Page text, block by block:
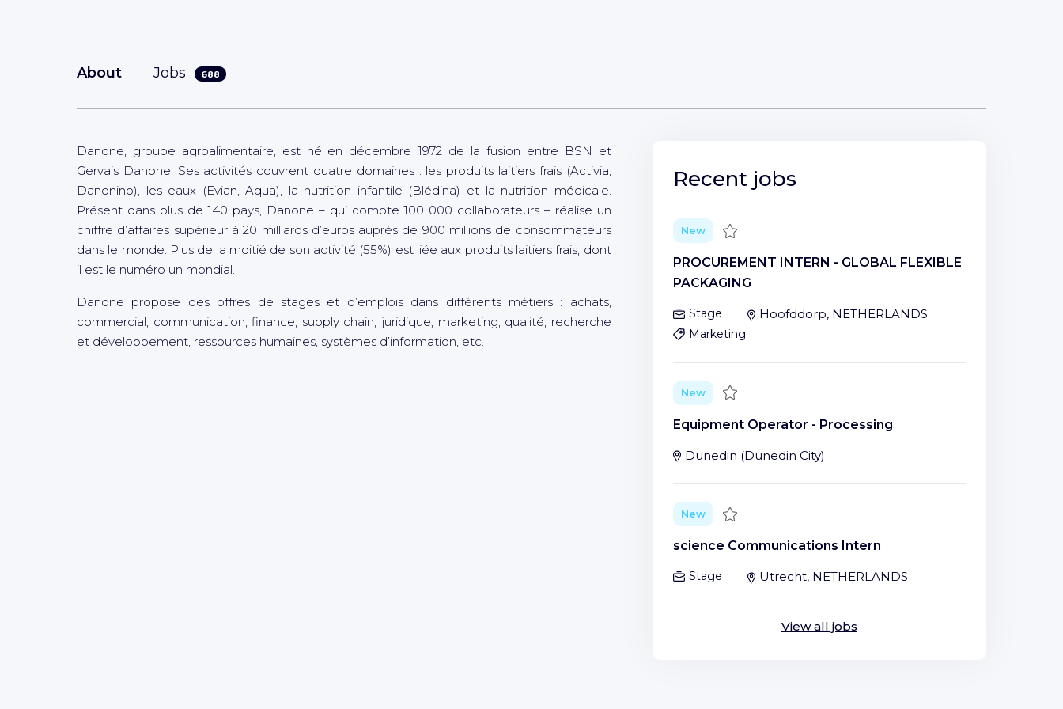
About Jobs 688
Danone, groupe agroalimentaire, est né en décembre 1972 de la fusion entre BSN et
Gervais Danone. Ses activités couvrent quatre domaines : les produits laitiers frais (Activia,
Danonino), les eaux (Evian, Aqua), la nutrition infantile (Blédina) et la nutrition médicale.
Présent dans plus de 140 pays, Danone – qui compte 100 000 collaborateurs – réalise un
chiffre d’affaires supérieur à 20 milliards d’euros auprès de 900 millions de consommateurs
dans le monde. Plus de la moitié de son activité (55%) est liée aux produits laitiers frais, dont
il est le numéro un mondial.
Danone propose des offres de stages et d’emplois dans différents métiers : achats,
commercial, communication, finance, supply chain, juridique, marketing, qualité, recherche
et développement, ressources humaines, systèmes d’information, etc.
Recent jobs
New Save
PROCUREMENT INTERN - GLOBAL FLEXIBLE
PACKAGING
Stage Hoofddorp, NETHERLANDS
Marketing
New Save
Equipment Operator - Processing
Dunedin (Dunedin City)
New Save
science Communications Intern
Stage Utrecht, NETHERLANDS
View all jobs